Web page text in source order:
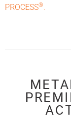
PROCESS®.